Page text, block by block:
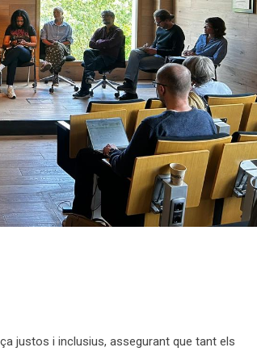
justos i inclusius, assegurant que tant els